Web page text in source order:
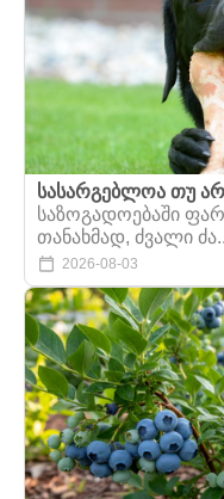
სასარგებლოა თუ
საზოგადოებაში
თანახმად, ძვალი
2026-08-03